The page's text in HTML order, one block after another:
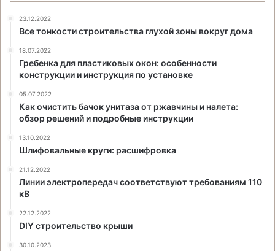
23.12.2022
Все тонкости строительства глухой зоны вокруг дома
18.07.2022
Гребенка для пластиковых окон: особенности
конструкции и инструкция по установке
05.07.2022
Как очистить бачок унитаза от ржавчины и налета:
обзор решений и подробные инструкции
13.10.2022
Шлифовальные круги: расшифровка
21.12.2022
Линии электропередач соответствуют требованиям 110
кВ
22.12.2022
DIY строительство крыши
30.10.2023